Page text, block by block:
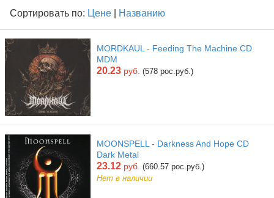
Сортировать по: Цене Названию
MORDKAUL - Feeding The Machine CD
MDM
20.23 руб. (578 рос.руб.)
MOONSPELL - Darkness And Hope CD
Dark Metal
23.12 руб. (660.57 рос.руб.)
Нет в наличии